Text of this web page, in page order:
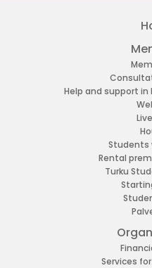
Help and support
Students
Rental
Turku
Services